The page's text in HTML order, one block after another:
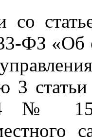
со
ФЗ «Об
3
№ 15